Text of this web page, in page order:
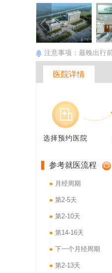
注意事项：最晚出行
医院详情
选择预约医院
参考就医流程
月经周期
第2-5天
第2-10天
第14-16天
下一个月经周期
第2-13天